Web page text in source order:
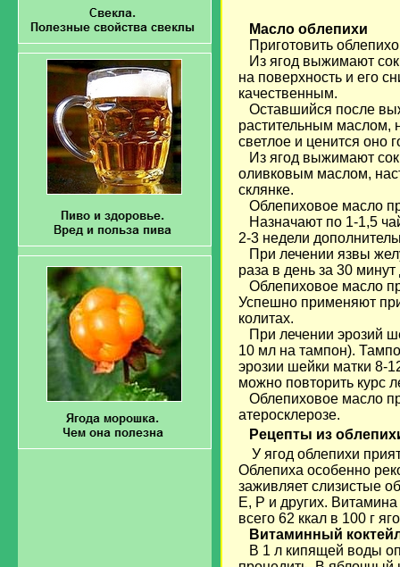
Масло облепихи
Приготовить
Из ягод выжимают сок
на поверхность и его
качественным.
Оставшийся после
растительным маслом,
светлое и ценится оно
Из ягод выжимают
оливковым маслом,
склянке.
Облепиховое масло
Назначают по 1-1,5
2-3 недели
При лечении язвы
раза в день за 30
Облепиховое масло
Успешно применяют
колитах.
При лечении эрозий
10 мл на тампон).
эрозии шейки матки 8-
можно повторить курс
Облепиховое масло
атеросклерозе.
Рецепты из
У ягод облепихи
Облепиха особенно
заживляет слизистые
Е, Р и других.
всего 62 ккал в 100 г
Витаминный
В 1 л кипящей воды